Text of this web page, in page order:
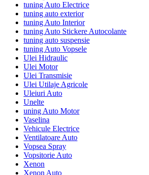
tuning Auto Electrice
tuning auto exterior
tuning Auto Interior
tuning Auto Stickere Autocolante
tuning auto suspensie
tuning Auto Vopsele
Ulei Hidraulic
Ulei Motor
Ulei Transmisie
Ulei Utilaje Agricole
Uleiuri Auto
Unelte
uning Auto Motor
Vaselina
Vehicule Electrice
Ventilatoare Auto
Vopsea Spray
Vopsitorie Auto
Xenon
Xenon Auto